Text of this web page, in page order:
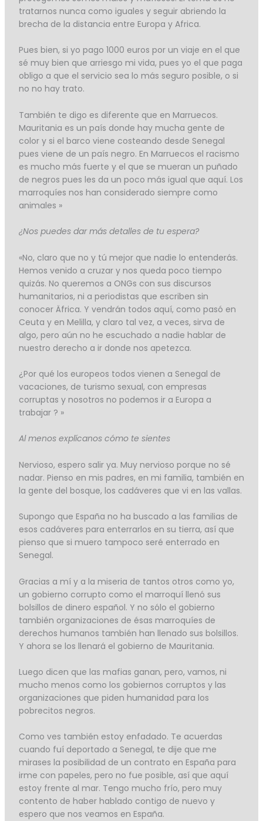
tratarnos nunca como iguales y seguir abriendo la
brecha de la distancia entre Europa y Africa.
Pues bien, si yo pago 1000 euros por un viaje en el que
sé muy bien que arriesgo mi vida, pues yo el que paga
obligo a que el servicio sea lo más seguro posible, o si
no no hay trato.
También te digo es diferente que en Marruecos.
Mauritania es un país donde hay mucha gente de
color y si el barco viene costeando desde Senegal
pues viene de un país negro. En Marruecos el racismo
es mucho más fuerte y el que se mueran un puñado
de negros pues les da un poco más igual que aquí. Los
marroquíes nos han considerado siempre como
animales »
¿Nos puedes dar más detalles de tu espera?
«No, claro que no y tú mejor que nadie lo entenderás.
Hemos venido a cruzar y nos queda poco tiempo
quizás. No queremos a ONGs con sus discursos
humanitarios, ni a periodistas que escriben sin
conocer Äfrica. Y vendrán todos aquí, como pasó en
Ceuta y en Melilla, y claro tal vez, a veces, sirva de
algo, pero aún no he escuchado a nadie hablar de
nuestro derecho a ir donde nos apetezca.
¿Por qué los europeos todos vienen a Senegal de
vacaciones, de turismo sexual, con empresas
corruptas y nosotros no podemos ir a Europa a
trabajar ? »
Al menos explícanos cómo te sientes
Nervioso, espero salir ya. Muy nervioso porque no sé
nadar. Pienso en mis padres, en mi familia, también en
la gente del bosque, los cadáveres que vi en las vallas.
Supongo que España no ha buscado a las familias de
esos cadáveres para enterrarlos en su tierra, así que
pienso que si muero tampoco seré enterrado en
Senegal.
Gracias a mí y a la miseria de tantos otros como yo,
un gobierno corrupto como el marroquí llenó sus
bolsillos de dinero español. Y no sólo el gobierno
también organizaciones de ésas marroquíes de
derechos humanos también han llenado sus bolsillos.
Y ahora se los llenará el gobierno de Mauritania.
Luego dicen que las mafias ganan, pero, vamos, ni
mucho menos como los gobiernos corruptos y las
organizaciones que piden humanidad para los
pobrecitos negros.
Como ves también estoy enfadado. Te acuerdas
cuando fuí deportado a Senegal, te dije que me
mirases la posibilidad de un contrato en España para
irme con papeles, pero no fue posible, así que aquí
estoy frente al mar. Tengo mucho frío, pero muy
contento de haber hablado contigo de nuevo y
espero que nos veamos en España.